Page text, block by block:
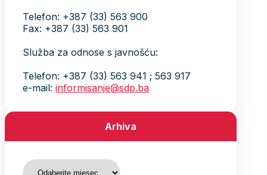
Telefon: +387 (33) 563 900
Fax: +387 (33) 563 901
Služba za odnose s javnošću:
Telefon: +387 (33) 563 941 ; 563 917
e-mail: informisanje@sdp.ba
Arhiva
Arhiva